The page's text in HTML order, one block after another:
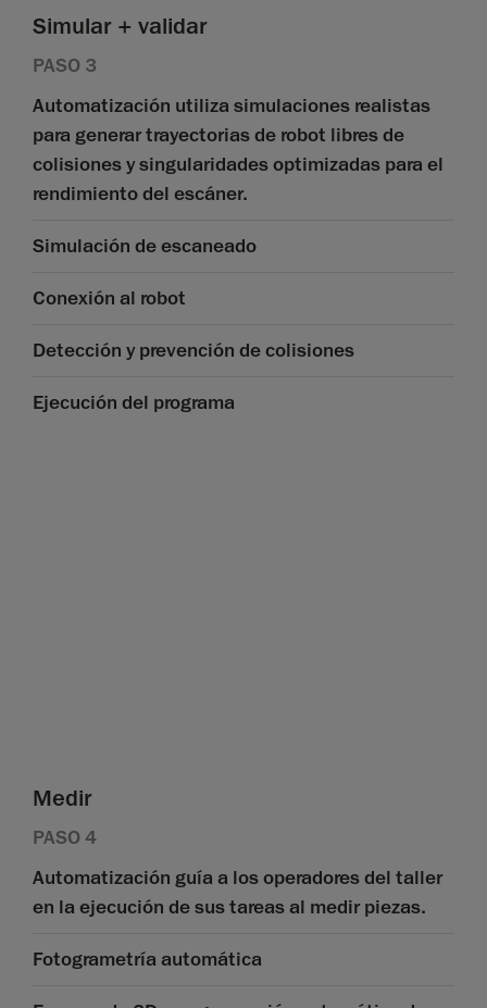
Simular + validar
PASO 3
Automatización utiliza simulaciones realistas
para generar trayectorias de robot libres de
colisiones y singularidades optimizadas para el
rendimiento del escáner.
Simulación de escaneado
Conexión al robot
Detección y prevención de colisiones
Ejecución del programa
Medir
PASO 4
Automatización guía a los operadores del taller
en la ejecución de sus tareas al medir piezas.
Fotogrametría automática